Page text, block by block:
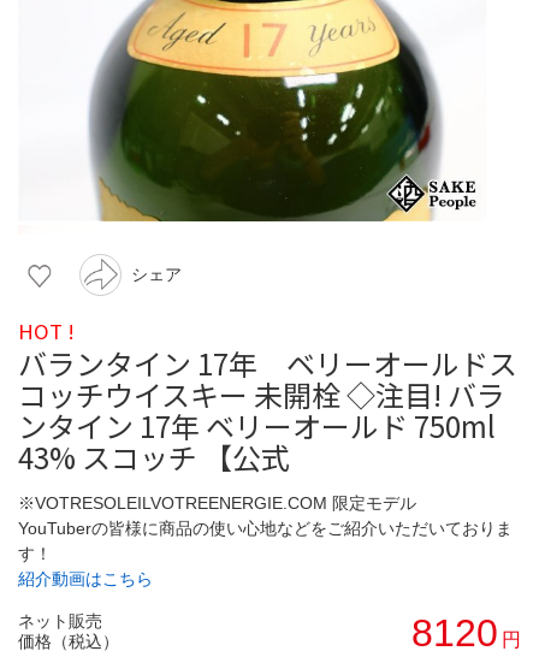
シェア
HOT !
バランタイン 17年 ベリーオールドス
コッチウイスキー 未開栓 ◇注目! バラ
ンタイン 17年 ベリーオールド 750ml
43% スコッチ 【公式
※VOTRESOLEILVOTREENERGIE.COM 限定モデル
YouTuberの皆様に商品の使い心地などをご紹介いただいておりま
す！
紹介動画はこちら
ネット販売
価格（税込）
8120 円